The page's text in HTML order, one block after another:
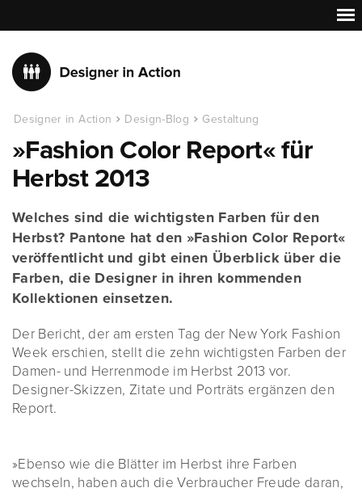
Designer in Action Design-Blog Gestaltung
»Fashion Color Report« für
Herbst 2013
Welches sind die wichtigsten Farben für den
Herbst? Pantone hat den »Fashion Color Report«
veröffentlicht und gibt einen Überblick über die
Farben, die Designer in ihren kommenden
Kollektionen einsetzen.
Der Bericht, der am ersten Tag der New York Fashion
Week erschien, stellt die zehn wichtigsten Farben der
Damen- und Herrenmode im Herbst 2013 vor.
Designer-Skizzen, Zitate und Porträts ergänzen den
Report.
»Ebenso wie die Blätter im Herbst ihre Farben
wechseln, haben auch die Verbraucher Freude daran,